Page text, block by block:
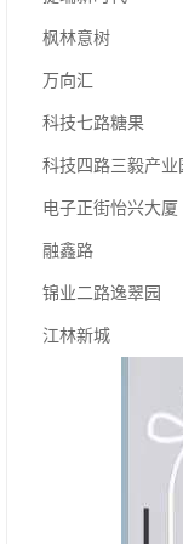
枫林意树
万向汇
科技七路糖果
科技四路三毅产业
电子正街怡兴大厦
融鑫路
锦业二路逸翠园
江林新城